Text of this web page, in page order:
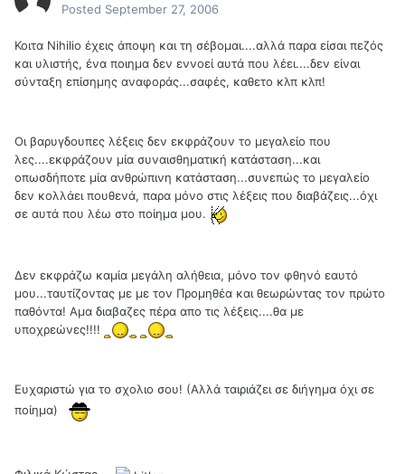
Posted September 27, 2006
Κοιτα Nihilio έχεις άποψη και τη σέβομαι....αλλά παρα είσαι πεζός
και υλιστής, ένα ποιημα δεν εννοεί αυτά που λέει....δεν είναι
σύνταξη επίσημης αναφοράς...σαφές, καθετο κλπ κλπ!
Οι βαρυγδουπες λέξεις δεν εκφράζουν το μεγαλείο που
λες....εκφράζουν μία συναισθηματική κατάσταση...και
οπωσδήποτε μία ανθρώπινη κατάσταση...συνεπώς το μεγαλείο
δεν κολλάει πουθενά, παρα μόνο στις λέξεις που διαβάζεις...όχι
σε αυτά που λέω στο ποίημα μου.
Δεν εκφράζω καμία μεγάλη αλήθεια, μόνο τον φθηνό εαυτό
μου...ταυτίζοντας με με τον Προμηθέα και θεωρώντας τον πρώτο
παθόντα! Αμα διαβαζες πέρα απο τις λέξεις....θα με
υποχρεώνες!!!!
Ευχαριστώ για το σχολιο σου! (Αλλά ταιριάζει σε διήγημα όχι σε
ποίημα)